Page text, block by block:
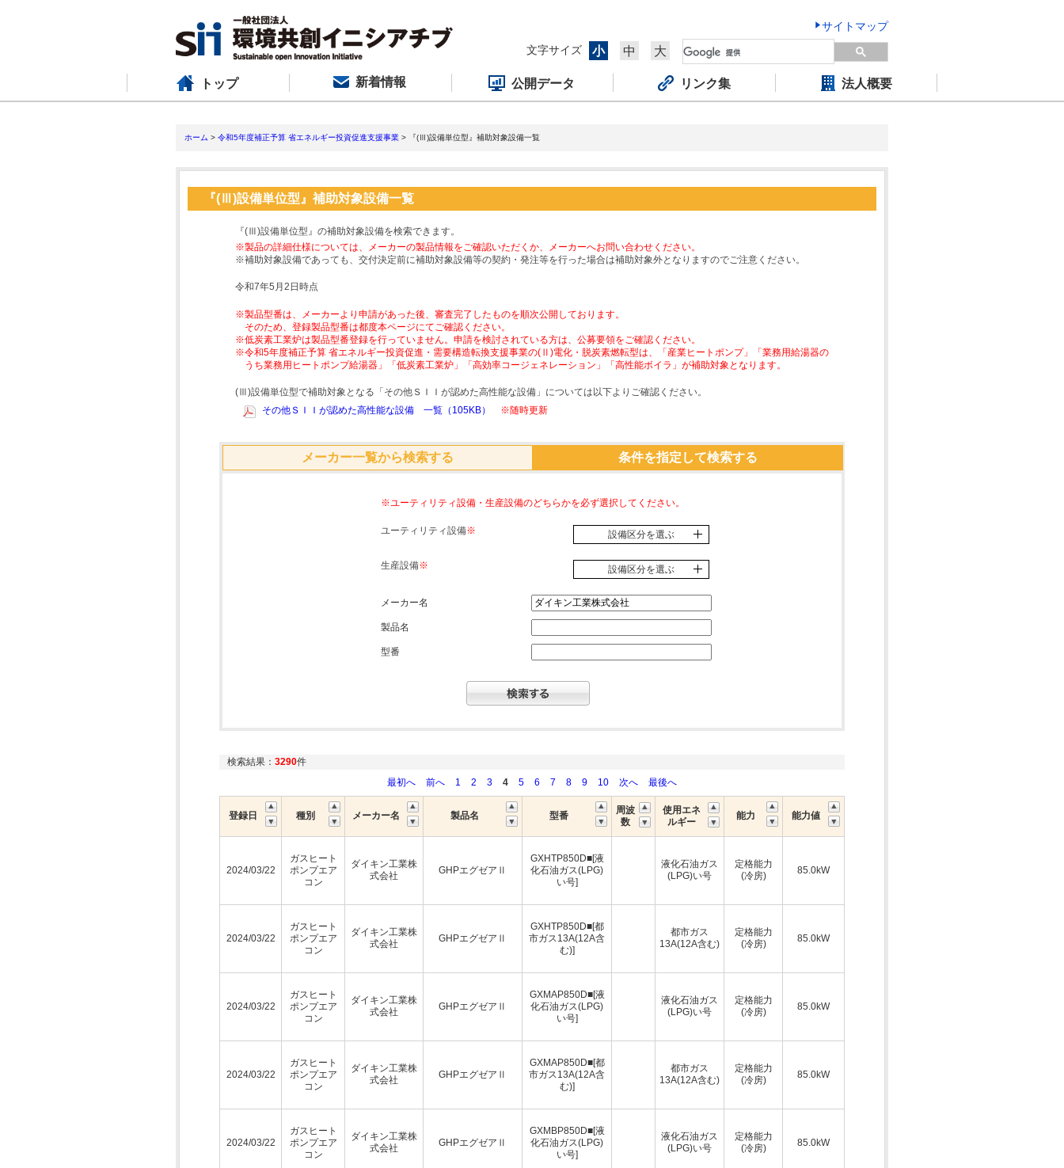
サイトマップ
文字サイズ
小 中 大
トップ 新着情報 公開データ リンク集 法人概要
ホーム > 令和5年度補正予算 省エネルギー投資促進支援事業 > 『(Ⅲ)設備単位型』補助対象設備一覧
『(Ⅲ)設備単位型』補助対象設備一覧
『(Ⅲ)設備単位型』の補助対象設備を検索できます。
※製品の詳細仕様については、メーカーの製品情報をご確認いただくか、メーカーへお問い合わせください。
※補助対象設備であっても、交付決定前に補助対象設備等の契約・発注等を行った場合は補助対象外となりますのでご注意ください。
令和7年5月2日時点
※製品型番は、メーカーより申請があった後、審査完了したものを順次公開しております。
そのため、登録製品型番は都度本ページにてご確認ください。
※低炭素工業炉は製品型番登録を行っていません。申請を検討されている方は、公募要領をご確認ください。
※令和5年度補正予算 省エネルギー投資促進・需要構造転換支援事業の(Ⅱ)電化・脱炭素燃転型は、「産業ヒートポンプ」「業務用給湯器の
うち業務用ヒートポンプ給湯器」「低炭素工業炉」「高効率コージェネレーション」「高性能ボイラ」が補助対象となります。
(Ⅲ)設備単位型で補助対象となる「その他ＳＩＩが認めた高性能な設備」については以下よりご確認ください。
その他ＳＩＩが認めた高性能な設備 一覧（105KB）
※随時更新
メーカー一覧から検索する 条件を指定して検索する
※ユーティリティ設備・生産設備のどちらかを必ず選択してください。
ユーティリティ設備※ 設備区分を選ぶ
生産設備※ 設備区分を選ぶ
メーカー名
製品名
型番
検索結果： 3290件
最初へ
前へ 1 2 3 4 5 6 7 8 9 10 次へ 最後へ
登録日 種別 メーカー名 製品名 型番
周波
数
使用エネ
ルギー
能力 能力値
2024/03/22
ガスヒート
ポンプエア
コン
ダイキン工業株
式会社
GHPエグゼアⅡ
GXHTP850D■[液
化石油ガス(LPG)
い号]
液化石油ガス
(LPG)い号
定格能力
(冷房)
85.0kW
2024/03/22
ガスヒート
ポンプエア
コン
ダイキン工業株
式会社
GHPエグゼアⅡ
GXHTP850D■[都
市ガス13A(12A含
む)]
都市ガス
13A(12A含む)
定格能力
(冷房)
85.0kW
2024/03/22
ガスヒート
ポンプエア
コン
ダイキン工業株
式会社
GHPエグゼアⅡ
GXMAP850D■[液
化石油ガス(LPG)
い号]
液化石油ガス
(LPG)い号
定格能力
(冷房)
85.0kW
2024/03/22
ガスヒート
ポンプエア
コン
ダイキン工業株
式会社
GHPエグゼアⅡ
GXMAP850D■[都
市ガス13A(12A含
む)]
都市ガス
13A(12A含む)
定格能力
(冷房)
85.0kW
2024/03/22
ガスヒート
ポンプエア
コン
ダイキン工業株
式会社
GHPエグゼアⅡ
GXMBP850D■[液
化石油ガス(LPG)
い号]
液化石油ガス
(LPG)い号
定格能力
(冷房)
85.0kW